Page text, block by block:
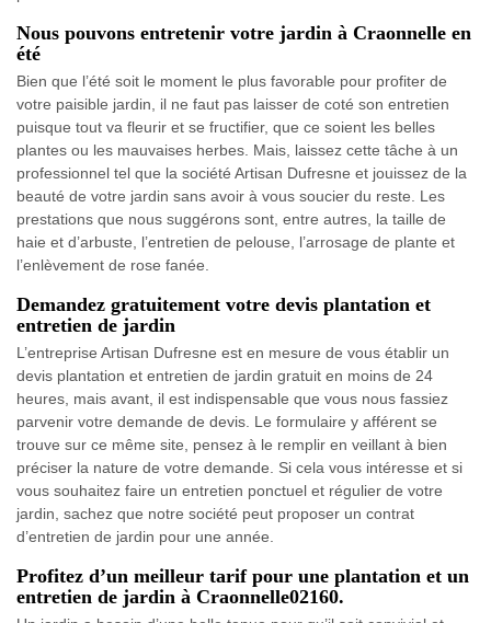
Nous pouvons entretenir votre jardin à Craonnelle en
été
Bien que l’été soit le moment le plus favorable pour profiter de
votre paisible jardin, il ne faut pas laisser de coté son entretien
puisque tout va fleurir et se fructifier, que ce soient les belles
plantes ou les mauvaises herbes. Mais, laissez cette tâche à un
professionnel tel que la société Artisan Dufresne et jouissez de la
beauté de votre jardin sans avoir à vous soucier du reste. Les
prestations que nous suggérons sont, entre autres, la taille de
haie et d’arbuste, l’entretien de pelouse, l’arrosage de plante et
l’enlèvement de rose fanée.
Demandez gratuitement votre devis plantation et
entretien de jardin
L’entreprise Artisan Dufresne est en mesure de vous établir un
devis plantation et entretien de jardin gratuit en moins de 24
heures, mais avant, il est indispensable que vous nous fassiez
parvenir votre demande de devis. Le formulaire y afférent se
trouve sur ce même site, pensez à le remplir en veillant à bien
préciser la nature de votre demande. Si cela vous intéresse et si
vous souhaitez faire un entretien ponctuel et régulier de votre
jardin, sachez que notre société peut proposer un contrat
d’entretien de jardin pour une année.
Profitez d’un meilleur tarif pour une plantation et un
entretien de jardin à Craonnelle02160.